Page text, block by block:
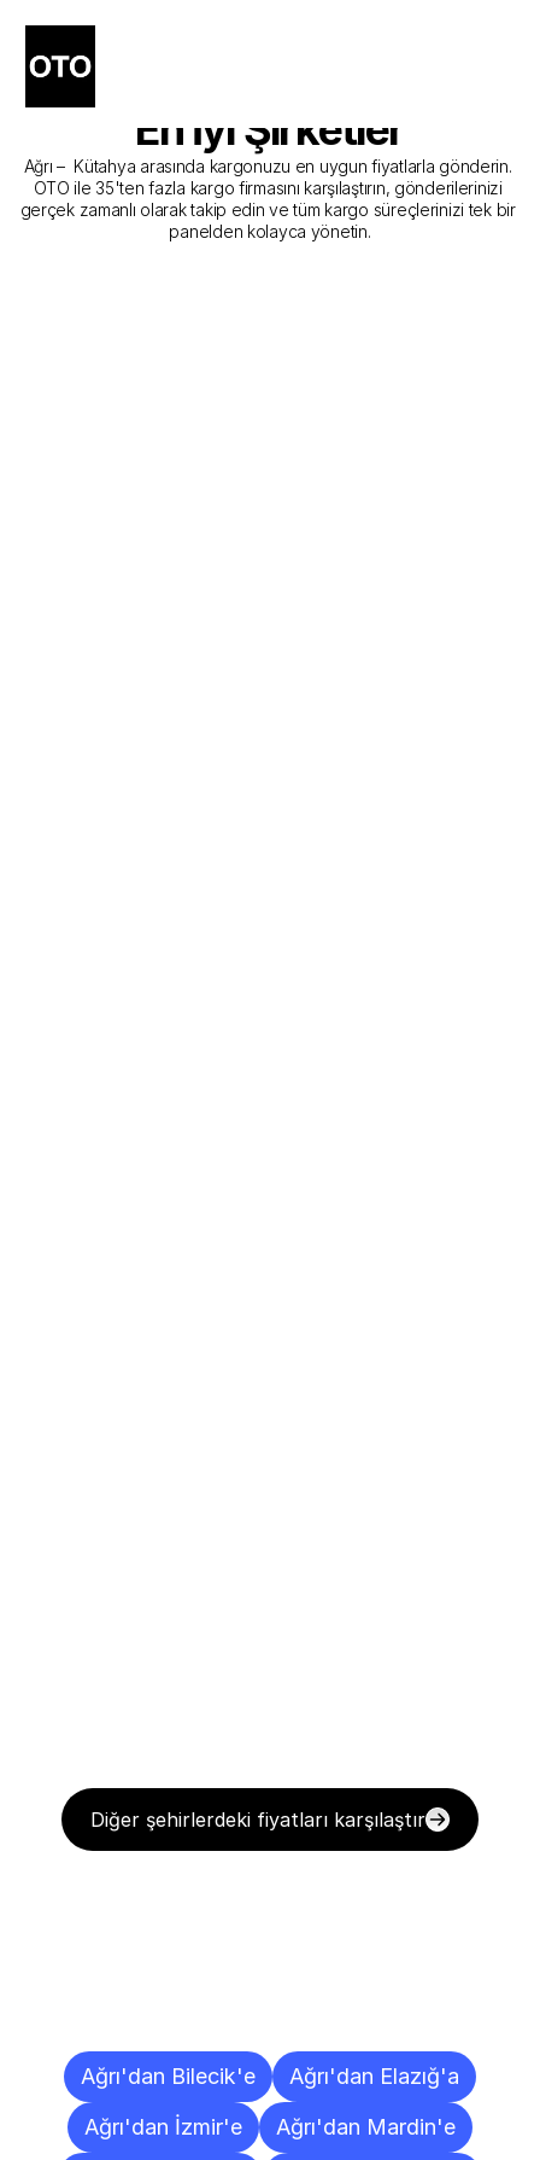
Ağrı - Kütahya Kargo
Gönderim Hizmeti Sunan
En İyi Şirketler
Ağrı –  Kütahya arasında kargonuzu en uygun fiyatlarla gönderin.
OTO ile 35'ten fazla kargo firmasını karşılaştırın, gönderilerinizi
gerçek zamanlı olarak takip edin ve tüm kargo süreçlerinizi tek bir
panelden kolayca yönetin.
Diğer şehirlerdeki fiyatları karşılaştır
Ağrı'dan Bilecik'e
Ağrı'dan Elazığ'a
Ağrı'dan İzmir'e
Ağrı'dan Mardin'e